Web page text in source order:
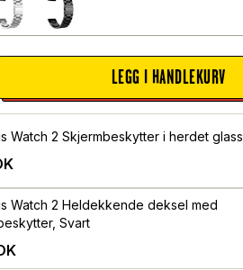
LEGG I HANDLEKURV
Watch 2 Skjermbeskytter i herdet glass
Watch 2 Heldekkende deksel med
Svart